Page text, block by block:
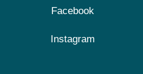
Facebook
Instagram